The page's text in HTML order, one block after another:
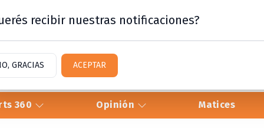
360 Opinión Matices
recibir nuestras notificaciones?
GRACIAS ACEPTAR